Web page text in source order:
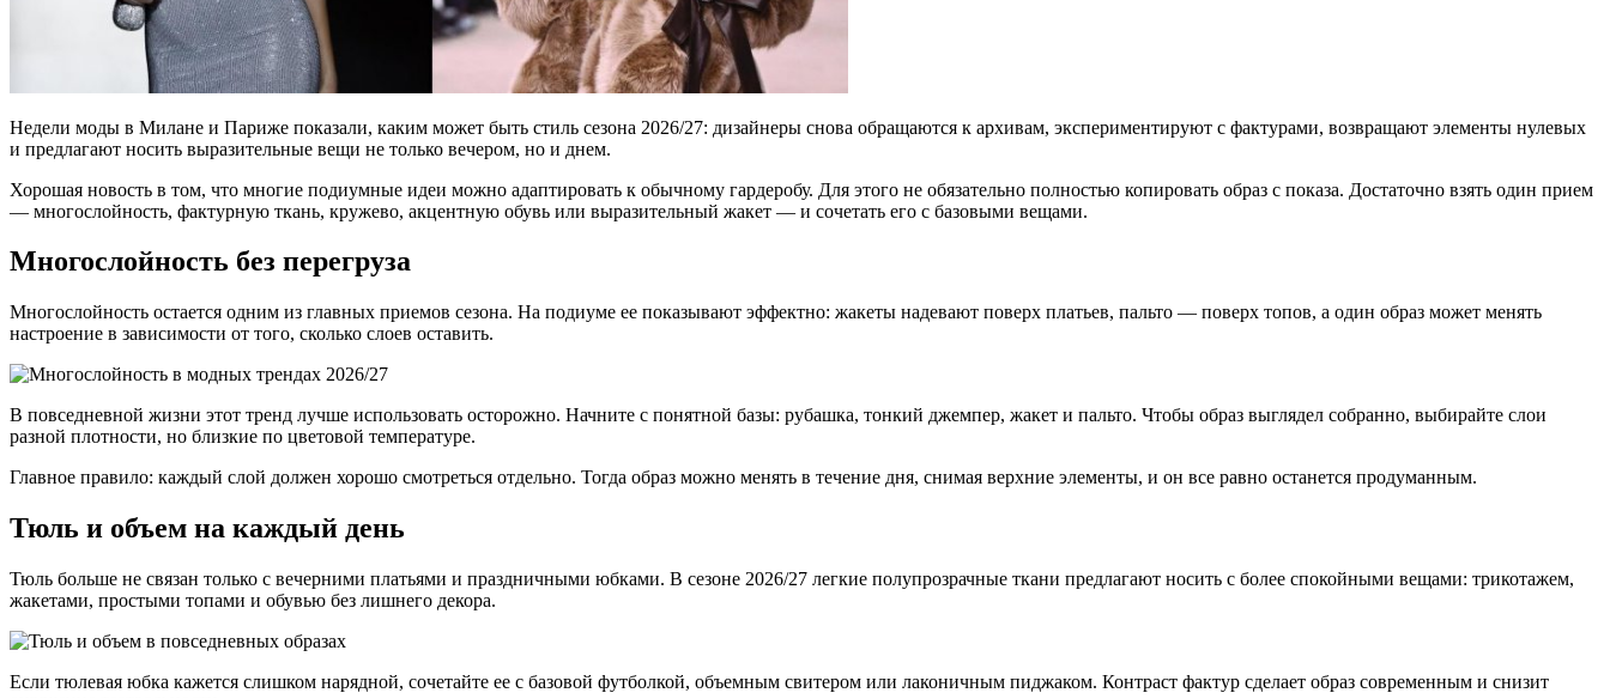
Недели моды в Милане и Париже показали, каким может быть стиль сезона 2026/27: дизайнеры снова обращаются к архивам, экспериментируют с фактурами, возвращают элементы нулевых
и предлагают носить выразительные вещи не только вечером, но и днем.
Хорошая новость в том, что многие подиумные идеи можно адаптировать к обычному гардеробу. Для этого не обязательно полностью копировать образ с показа. Достаточно взять один прием
— многослойность, фактурную ткань, кружево, акцентную обувь или выразительный жакет — и сочетать его с базовыми вещами.
Многослойность без перегруза
Многослойность остается одним из главных приемов сезона. На подиуме ее показывают эффектно: жакеты надевают поверх платьев, пальто — поверх топов, а один образ может менять
настроение в зависимости от того, сколько слоев оставить.
В повседневной жизни этот тренд лучше использовать осторожно. Начните с понятной базы: рубашка, тонкий джемпер, жакет и пальто. Чтобы образ выглядел собранно, выбирайте слои
разной плотности, но близкие по цветовой температуре.
Главное правило: каждый слой должен хорошо смотреться отдельно. Тогда образ можно менять в течение дня, снимая верхние элементы, и он все равно останется продуманным.
Тюль и объем на каждый день
Тюль больше не связан только с вечерними платьями и праздничными юбками. В сезоне 2026/27 легкие полупрозрачные ткани предлагают носить с более спокойными вещами: трикотажем,
жакетами, простыми топами и обувью без лишнего декора.
Если тюлевая юбка кажется слишком нарядной, сочетайте ее с базовой футболкой, объемным свитером или лаконичным пиджаком. Контраст фактур сделает образ современным и снизит